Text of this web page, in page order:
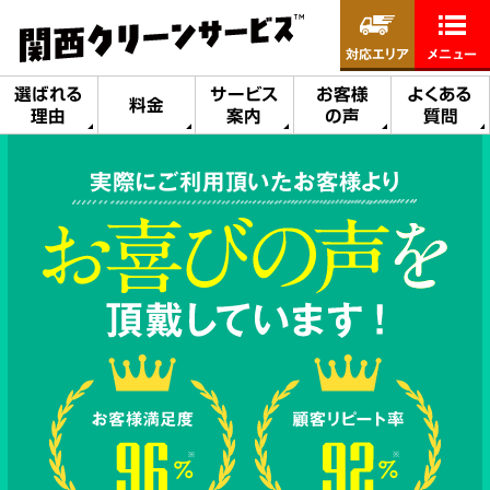
選ばれる
理由
料金
サービス
案内
お客様
の声
よくある
質問
対応エリア メニュー
実際にご利用頂いたお客様より